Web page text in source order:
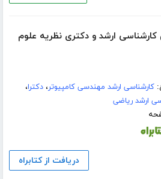
کارشناسی ارشد و دکتری نظریه علوم
کارشناسی ارشد مهندسی کامپیوتر،دکترا،
ارشد ریاضی
دریافت از کتابراه